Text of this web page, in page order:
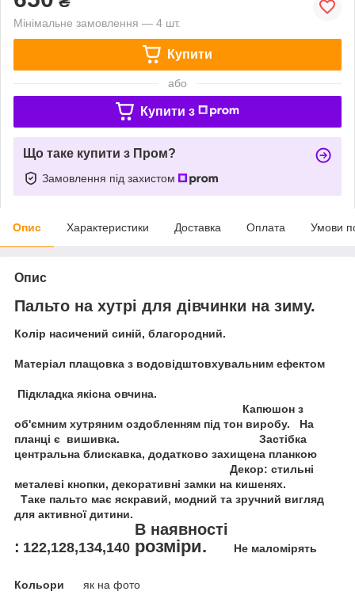
Мінімальне замовлення — 4 шт.
Купити
або
Купити з
Що таке купити з Пром?
Замовлення під захистом
Опис Характеристики Доставка Оплата Умови
Опис
Пальто на хутрі для дівчинки на зиму.
Колір насичений синій, благородний.
Матеріал плащовка з водовідштовхувальним ефектом
Підкладка якісна овчина.
Капюшон з
об'ємним хутряним оздобленням під тон виробу. На
планці є вишивка. Застібка
центральна блискавка, додатково захищена планкою
Декор: стильні
металеві кнопки, декоративні замки на кишенях.
Таке пальто має яскравий, модний та зручний вигляд
для активної дитини.
В наявності
: 122,128,134,140 розміри. Не маломірять
Кольори як на фото